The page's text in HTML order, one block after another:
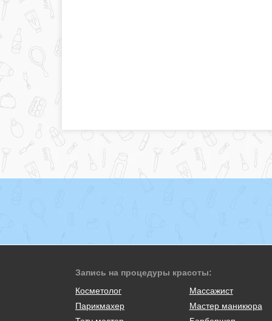
Запись на процедуры красоты:
Косметолог
Массажист
Парикмахер
Мастер маникюра